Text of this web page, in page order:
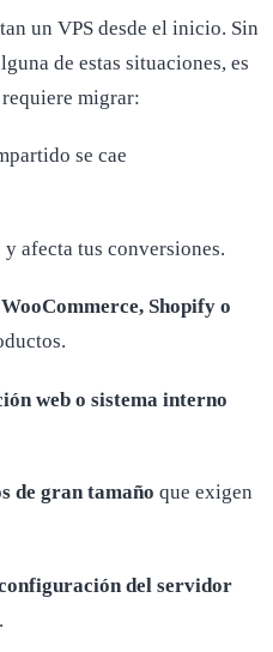
un VPS desde el inicio. Sin
de estas situaciones, es
migrar:
se cae
afecta tus conversiones.
Shopify o
web o sistema interno
de gran tamaño que exigen
del servidor